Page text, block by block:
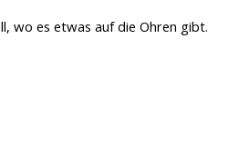
wo es etwas auf die Ohren gibt.